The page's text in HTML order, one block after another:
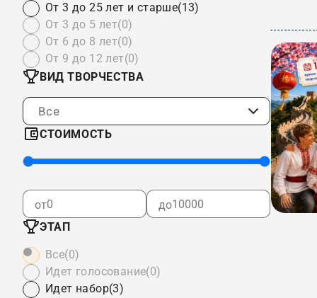
От 3 до 25 лет и старше(13)
От 3 до 5 лет(0)
От 6 до 8 лет(0)
От 9 до 12 лет(0)
ВИД ТВОРЧЕСТВА
Все
СТОИМОСТЬ
от
до
ЭТАП
Все(0)
Идет голосование(0)
Идет набор(3)